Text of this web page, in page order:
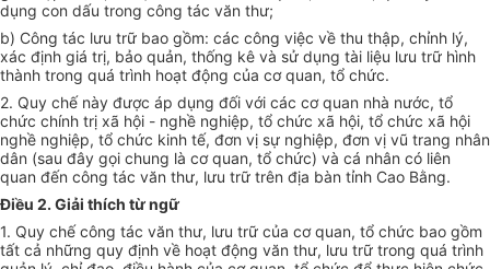
dụng con dấu trong công tác văn thư;
b) Công tác lưu trữ bao gồm: các công việc về thu thập, chỉnh lý,
xác định giá trị, bảo quản, thống kê và sử dụng tài liệu lưu trữ hình
thành trong quá trình hoạt động của cơ quan, tổ chức.
2. Quy chế này được áp dụng đối với các cơ quan nhà nước, tổ
chức chính trị xã hội - nghề nghiệp, tổ chức xã hội, tổ chức xã hội
nghề nghiệp, tổ chức kinh tế, đơn vị sự nghiệp, đơn vị vũ trang nhân
dân (sau đây gọi chung là cơ quan, tổ chức) và cá nhân có liên
quan đến công tác văn thư, lưu trữ trên địa bàn tỉnh Cao Bằng.
Điều 2. Giải thích từ ngữ
1. Quy chế công tác văn thư, lưu trữ của cơ quan, tổ chức bao gồm
tất cả những quy định về hoạt động văn thư, lưu trữ trong quá trình